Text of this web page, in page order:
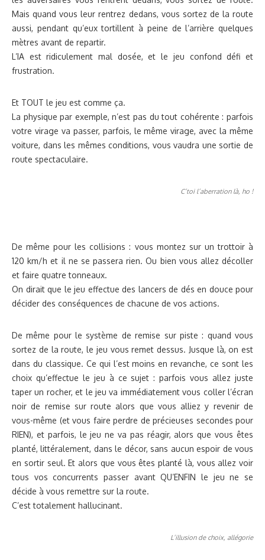
Mais quand vous leur rentrez dedans, vous sortez de la route
aussi, pendant qu’eux tortillent à peine de l’arrière quelques
mètres avant de repartir.
L’IA est ridiculement mal dosée, et le jeu confond défi et
frustration.
Et TOUT le jeu est comme ça.
La physique par exemple, n’est pas du tout cohérente : parfois
votre virage va passer, parfois, le même virage, avec la même
voiture, dans les mêmes conditions, vous vaudra une sortie de
route spectaculaire.
C’toi l’aberration là, ho !
De même pour les collisions : vous montez sur un trottoir à
120 km/h et il ne se passera rien. Ou bien vous allez décoller
et faire quatre tonneaux.
On dirait que le jeu effectue des lancers de dés en douce pour
décider des conséquences de chacune de vos actions.
De même pour le système de remise sur piste : quand vous
sortez de la route, le jeu vous remet dessus. Jusque là, on est
dans du classique. Ce qui l’est moins en revanche, ce sont les
choix qu’effectue le jeu à ce sujet : parfois vous allez juste
taper un rocher, et le jeu va immédiatement vous coller l’écran
noir de remise sur route alors que vous alliez y revenir de
vous-même (et vous faire perdre de précieuses secondes pour
RIEN), et parfois, le jeu ne va pas réagir, alors que vous êtes
planté, littéralement, dans le décor, sans aucun espoir de vous
en sortir seul. Et alors que vous êtes planté là, vous allez voir
tous vos concurrents passer avant QU’ENFIN le jeu ne se
décide à vous remettre sur la route.
C’est totalement hallucinant.
L’illusion de choix, allégorie